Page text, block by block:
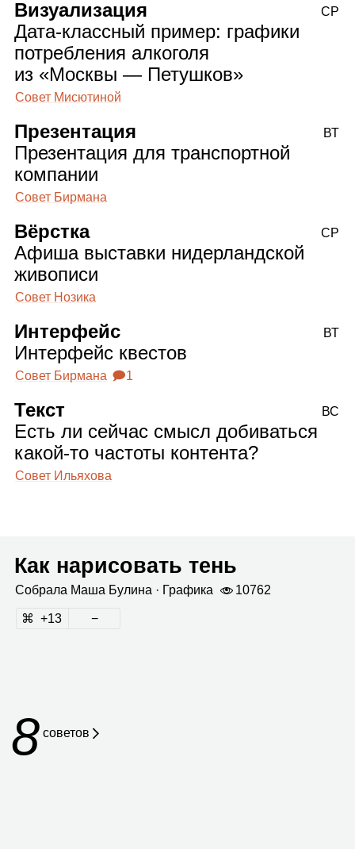
Визуализация
Дата‑классный пример: графики
потребления алкоголя
из «Москвы — Петушков»
Совет Мисютиной
СР
Презентация
Презентация для транспортной
компании
Совет Бирмана
ВТ
Вёрстка
Афиша выставки нидерландской
живописи
Совет Нозика
СР
Интерфейс
Интерфейс квестов
Совет Бирмана 🗩1
ВТ
Текст
Есть ли сейчас смысл добиваться
какой‑то частоты контента?
Совет Ильяхова
ВС
Как нарисовать тень
Собрала Маша Булина · Гра­фика 10762
13
8 сове­тов